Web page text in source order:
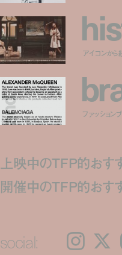
his
アイコンから
br
ファッション
上映中のTFP的おす
開催中のTFP的おす
social: Instagram 𝕏